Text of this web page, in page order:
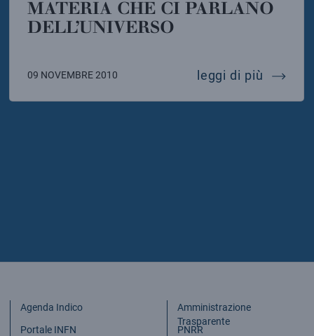
astroparticelle e ricerche interdisciplinari
MATERIA CHE CI PARLANO
DELL’UNIVERSO
09 NOVEMBRE 2010 leggi di più note
Agenda Indico
Portale INFN
Amministrazione
Trasparente
PNRR